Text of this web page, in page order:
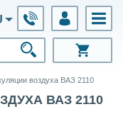
воздуха ВАЗ 2110
ВАЗ 2110